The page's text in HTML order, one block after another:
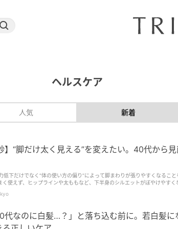
ヘルスケア
人気 新着
】“脚だけ太く見える”を変えたい。40代から
低下だけでなく“体の使い方の偏り”によって脚まわりが張りやすくなるこ
く使えず、ヒップラインや太ももなど、下半身のシルエットがぼやけやす
代なのに白髪…？」と落ち込む前に。若白髪